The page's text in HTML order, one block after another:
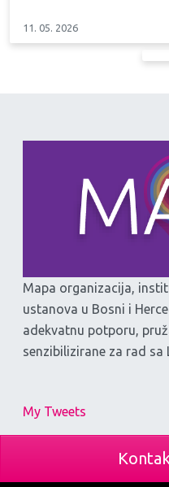
11. 05. 2026
Mapa organizacija,
ustanova u Bosni i
adekvatnu potporu,
senzibilizirane za rad sa
My Tweets